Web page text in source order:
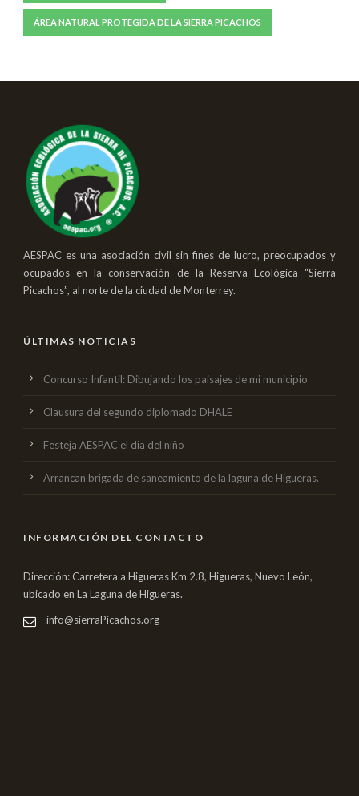
ÁREA NATURAL PROTEGIDA DE LA SIERRA PICACHOS
AESPAC es una asociación civil sin fines de lucro, preocupados y
ocupados en la conservación de la Reserva Ecológica “Sierra
Picachos”, al norte de la ciudad de Monterrey.
ÚLTIMAS NOTICIAS
Concurso Infantil: Dibujando los paisajes de mi municipio
Clausura del segundo diplomado DHALE
Festeja AESPAC el dia del niño
Arrancan brigada de saneamiento de la laguna de Higueras.
INFORMACIÓN DEL CONTACTO
Dirección: Carretera a Higueras Km 2.8, Higueras, Nuevo León,
ubicado en La Laguna de Higueras.
info@sierraPicachos.org